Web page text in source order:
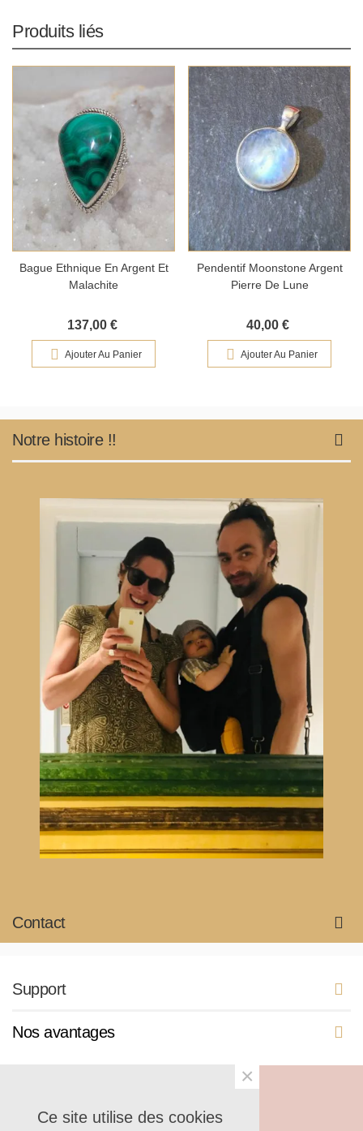
Produits liés
Bague Ethnique En Argent Et
Malachite
137,00 €
Ajouter Au Panier
Pendentif Moonstone Argent
Pierre De Lune
40,00 €
Ajouter Au Panier
Notre histoire !!
Contact
Support
Nos avantages
© 2025 Shantilight
Ce site utilise des cookies
×